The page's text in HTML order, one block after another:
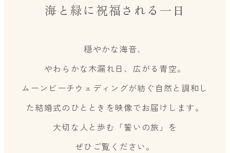
海と緑に祝福される一日
穏やかな海音、
やわらかな木漏れ日、広がる青空。
ムーンビーチウェディングが紡ぐ自然と調和し
た結婚式のひとときを映像でお届けします。
大切な人と歩む「誓いの旅」を
ぜひご覧ください。